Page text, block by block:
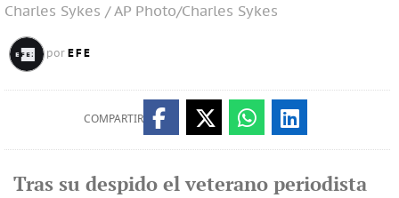
Charles Sykes / AP Photo/Charles Sykes
por EFE
COMPARTIR
Tras su despido el veterano periodista